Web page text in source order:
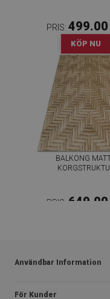
PRIS: 499.00
KÖP NU
BALKONG
PRIS: 649.00
Användbar Information
Reklamationer
För Kunder